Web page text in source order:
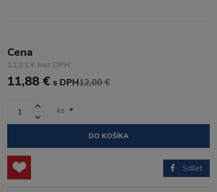
Cena
11,31 € bez DPH
11,88 € s DPH12,00 €
ks
DO KOŠÍKA
Sdílet